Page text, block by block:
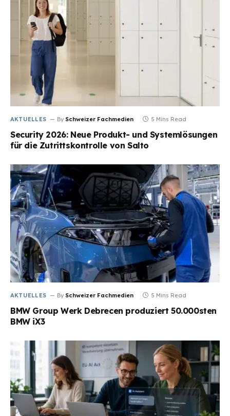
AKTUELLES By Schweizer Fachmedien 5 Mins Read
Security 2026: Neue Produkt- und Systemlösungen
für die Zutrittskontrolle von Salto
AKTUELLES By Schweizer Fachmedien 5 Mins Read
BMW Group Werk Debrecen produziert 50.000sten
BMW iX3